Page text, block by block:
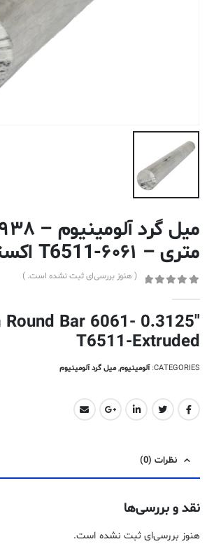
متری – ۶۰۶۱-T6511 اکسترود شده
( هنوز بررسی‌ای ثبت نشده است. )
Round Bar 6061-
T6511-Extruded
CATEGORIES: آلومینیوم,میل گرد آلومینیوم
نظرات (0)
نقد و بررسی‌ها
هنوز بررسی‌ای ثبت نشده است.